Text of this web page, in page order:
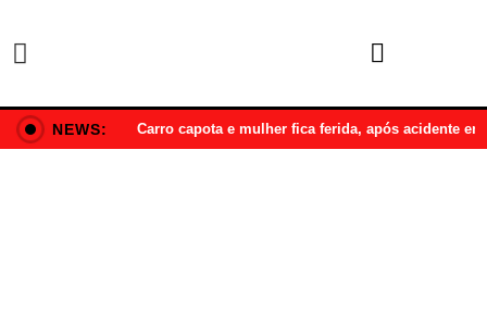
NEWS: Carro capota e mulher fica ferida, após acidente